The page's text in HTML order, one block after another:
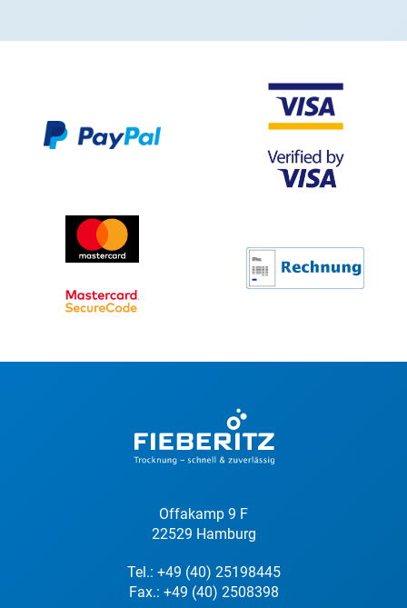
Offakamp 9 F
22529 Hamburg
Tel.: +49 (40) 25198445
Fax.: +49 (40) 2508398